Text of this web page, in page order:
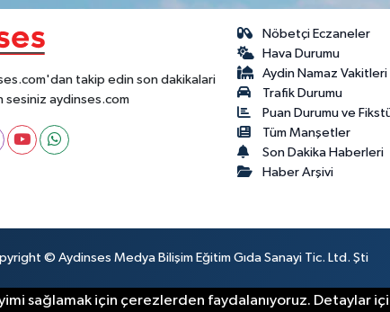
takip edin son dakikalari
sesiniz aydinses.com
Nöbetçi Eczaneler
Hava Durumu
Aydin Namaz Vakitleri
Trafik Durumu
Puan Durumu ve
Tüm Manşetler
Son Dakika Haberleri
Haber Arşivi
© Aydinses Medya Bilişim Eğitim Gıda Sanayi Tic. Ltd. Şti
sağlamak için çerezlerden faydalanıyoruz. Detaylar